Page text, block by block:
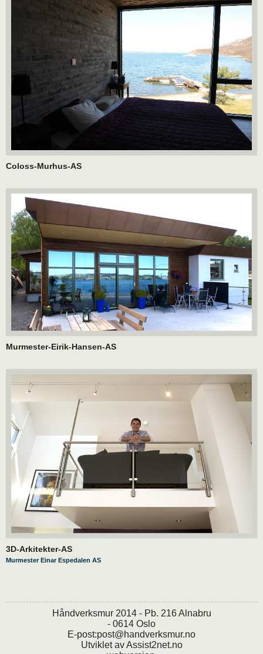
Coloss-Murhus-AS
Murmester-Eirik-Hansen-AS
3D-Arkitekter-AS
Murmester Einar Espedalen AS
Håndverksmur 2014 - Pb. 216 Alnabru
- 0614 Oslo
E-post:post@handverksmur.no
Utviklet avAssist2net.no